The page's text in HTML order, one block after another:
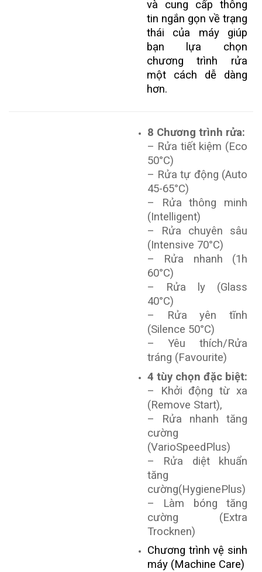
và cung cấp thông
tin ngắn gọn về trạng
thái của máy giúp
bạn lựa chọn
chương trình rửa
một cách dễ dàng
hơn.
8 Chương trình rửa:
– Rửa tiết kiệm (Eco
50°C)
– Rửa tự động (Auto
45-65°C)
– Rửa thông minh
(Intelligent)
– Rửa chuyên sâu
(Intensive 70°C)
– Rửa nhanh (1h
60°C)
– Rửa ly (Glass
40°C)
– Rửa yên tĩnh
(Silence 50°C)
– Yêu thích/Rửa
tráng (Favourite)
4 tùy chọn đặc biệt:
– Khởi động từ xa
(Remove Start),
– Rửa nhanh tăng
cường
(VarioSpeedPlus)
– Rửa diệt khuẩn
tăng
cường(HygienePlus)
– Làm bóng tăng
cường (Extra
Trocknen)
Chương trình vệ sinh
máy (Machine Care)